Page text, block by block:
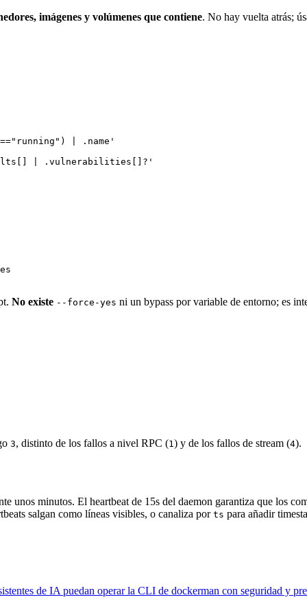
imágenes y volúmenes que contiene. No hay vuelta atrás;
| .name'
| .vulnerabilities[]?'
No existe --force-yes ni un bypass por variable de entorno; es
3, distinto de los fallos a nivel RPC (1) y de los fallos de stream (4).
unos minutos. El heartbeat de 15s del daemon garantiza que los
salgan como líneas visibles, o canaliza por ts para añadir
de IA puedan operar la CLI de dockerman con seguridad y